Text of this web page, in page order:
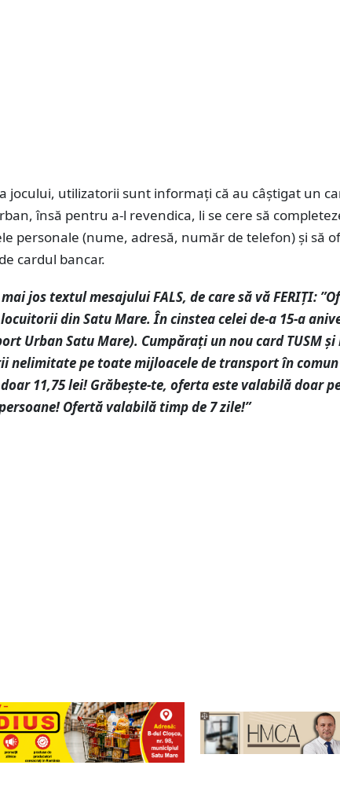
jocului, utilizatorii sunt informați că au câștigat un
însă pentru a-l revendica, li se cere să
personale (nume, adresă, număr de telefon) și să
cardul bancar.
jos textul mesajului FALS, de care să vă FERIȚI:
din Satu Mare. În cinstea celei de-a 15-a
Urban Satu Mare). Cumpărați un nou card TUSM
nelimitate pe toate mijloacele de transport în
11,75 lei! Grăbește-te, oferta este valabilă doar
Ofertă valabilă timp de 7 zile!”